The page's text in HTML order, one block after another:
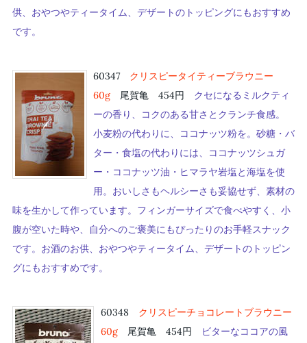
供、おやつやティータイム、デザートのトッピングにもおすすめ
です。
60347 クリスピータイティーブラウニー
60g尾賀亀 454円 クセになるミルクティ
ーの香り、コクのある甘さとクランチ食感。
小麦粉の代わりに、ココナッツ粉を。砂糖・バ
ター・食塩の代わりには、ココナッツシュガ
ー・ココナッツ油・ヒマラヤ岩塩と海塩を使
用。おいしさもヘルシーさも妥協せず、素材の
味を生かして作っています。フィンガーサイズで食べやすく、小
腹が空いた時や、自分へのご褒美にもぴったりのお手軽スナック
です。お酒のお供、おやつやティータイム、デザートのトッピン
グにもおすすめです。
60348 クリスピーチョコレートブラウニー
60g尾賀亀 454円
ビターなココアの風